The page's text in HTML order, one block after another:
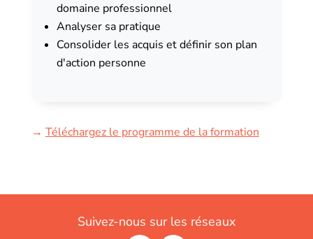
domaine professionnel
Analyser sa pratique
Consolider les acquis et définir son plan
d'action personne
→ Téléchargez le programme de la formation
Suivez-nous sur les réseaux